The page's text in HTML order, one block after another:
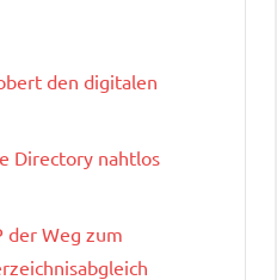
den digitalen
Directory nahtlos
der Weg zum